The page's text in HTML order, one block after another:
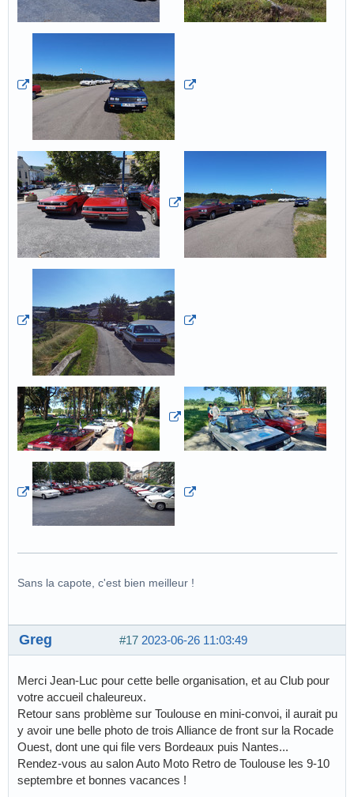
Sans la capote, c'est bien meilleur !
#17 2023-06-26 11:03:49
Greg
Merci Jean-Luc pour cette belle organisation, et au Club pour
votre accueil chaleureux.
Retour sans problème sur Toulouse en mini-convoi, il aurait pu
y avoir une belle photo de trois Alliance de front sur la Rocade
Ouest, dont une qui file vers Bordeaux puis Nantes...
Rendez-vous au salon Auto Moto Retro de Toulouse les 9-10
septembre et bonnes vacances !